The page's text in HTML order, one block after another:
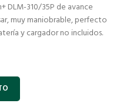
DLM-310/35P de avance
muy maniobrable, perfecto
y cargador no incluidos.